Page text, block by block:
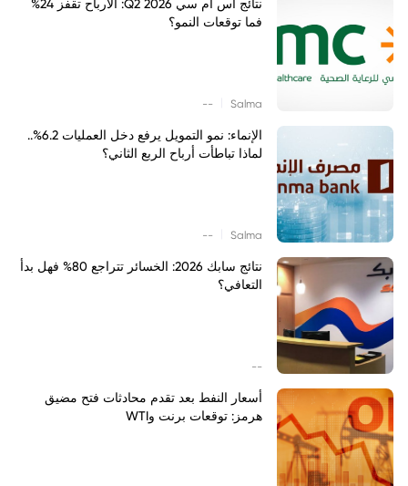
نتائج اس ام سي Q2 2026: الأرباح تقفز 24%
فما توقعات النمو؟
Salma
--
الإنماء: نمو التمويل يرفع دخل العمليات 6.2%..
لماذا تباطأت أرباح الربع الثاني؟
Salma
--
نتائج سابك 2026: الخسائر تتراجع 80% فهل بدأ
التعافي؟
--
أسعار النفط بعد تقدم محادثات فتح مضيق
هرمز: توقعات برنت وWTI